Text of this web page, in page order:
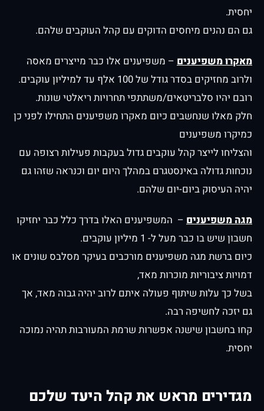
יחסית.
גם הם נהנים מיחסים הדוקים עם קהל העוקבים שלהם.
מאקרו משפיענים – משפיענים אלו כבר מייצרים מאסה
ולרוב מחזיקים בסדר גודל של 100 אלף עד למיליון עוקבים.
רובם יהיו סלבריטאים/משתתפי תחרויות ריאלטי שונות.
חלק מאלו שנחשבים כיום מאקרו משפיענים התחילו לפני כן
כמיקרו משפיענים
והצליחו לייצר קהל עוקבים גדול בעקבות פעילות רצופה עם
נוכחות גדולה באינסטגרם במהלך היום יום וכנראה שזהו גם
יהיה העיסוק ביום-יום שלהם.
מגה משפיענים – המשפיענים האלו בדרך כלל כבר יחזיקו
חשבון שיש בו כבר מעל ל- 1 מיליון עוקבים.
כיום ברשת מגה משפיענים מורכבים בעיקר מסלבס שונים או
דמויות ציבוריות מוכרות מאד,
בשל כך עלות שיתוף פעולה איתם לרוב יהיה גבוה מאד, אך
גם יזכה לחשיפה רבה.
קחו בחשבון שישנה אפשרות שרמת המעורבות תהיה נמוכה
יחסית.
מגדירים מראש את קהל היעד שלכם